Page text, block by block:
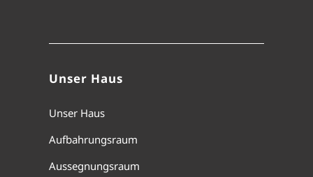
Unser Haus
Unser Haus
Aufbahrungsraum
Aussegnungsraum